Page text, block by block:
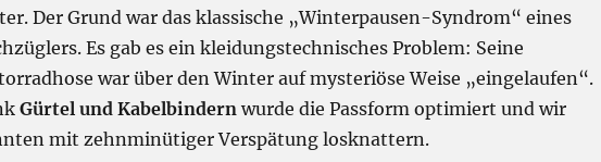
Der Grund war das klassische „Winterpausen-Syndrom“ eines
Es gab es ein kleidungstechnisches Problem: Seine
war über den Winter auf mysteriöse Weise „eingelaufen“.
Gürtel und Kabelbindern wurde die Passform optimiert und wir
mit zehnminütiger Verspätung losknattern.